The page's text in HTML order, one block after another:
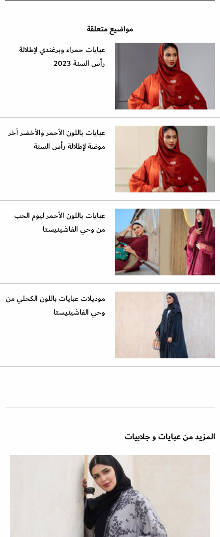
مواضيع متعلقة
عبايات حمراء وبرغندي لإطلالة
رأس السنة 2023
عبايات باللون الأحمر والأخضر آخر
موضة لإطلالة رأس السنة
عبايات باللون الأحمر ليوم الحب
من وحي الفاشينيستا
موديلات عبايات باللون الكحلي من
وحي الفاشينيستا
المزيد من عبايات و جلابيات